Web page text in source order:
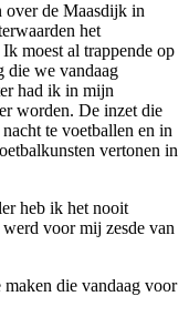
over de Maasdijk in
het
moest al trappende op
die we vandaag
had ik in mijn
worden. De inzet die
te voetballen en in
vertonen in
heb ik het nooit
voor mij zesde van
die vandaag voor